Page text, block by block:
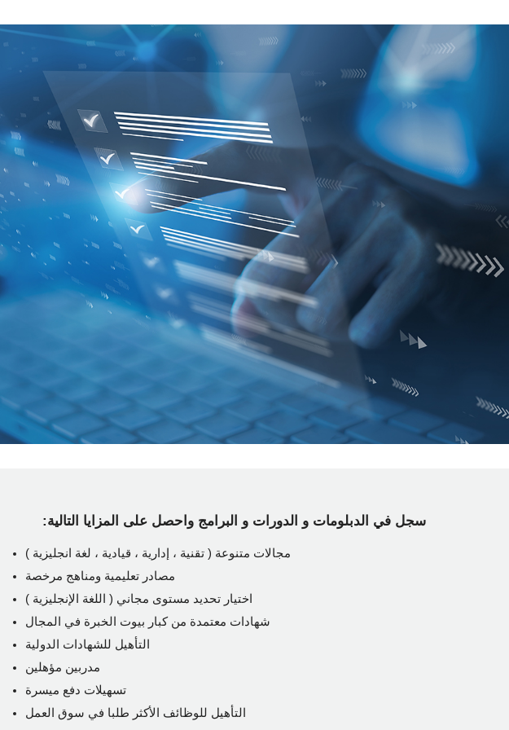
سجل في الدبلومات و الدورات و البرامج واحصل على المزايا التالية:
مجالات متنوعة ( تقنية ، إدارية ، قيادية ، لغة انجليزية )
مصادر تعليمية ومناهج مرخصة
اختيار تحديد مستوى مجاني ( اللغة الإنجليزية )
شهادات معتمدة من كبار بيوت الخبرة في المجال
التأهيل للشهادات الدولية
مدربين مؤهلين
تسهيلات دفع ميسرة
التأهيل للوظائف الأكثر طلبا في سوق العمل